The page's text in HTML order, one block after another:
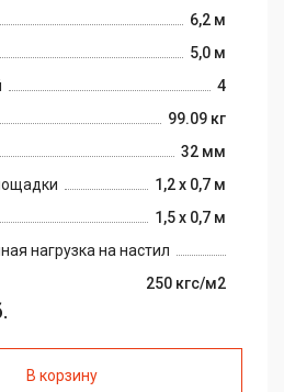
6,2 м
5,0 м
4
99.09 кг
32 мм
1,2 х 0,7 м
1,5 х 0,7 м
нагрузка на настил
250 кгс/м2
В корзину